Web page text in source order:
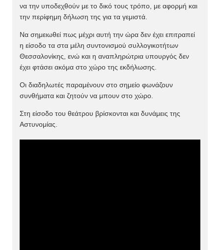
να την υποδεχθούν με το δικό τους τρόπο, με αφορμή και
την περίφημη δήλωση της για τα γεμιστά.
Να σημειωθεί πως μέχρι αυτή την ώρα δεν έχει επιτραπεί
η είσοδο τα στα μέλη συντονισμού συλλογικοτήτων
Θεσσαλονίκης, ενώ και η αναπληρώτρια υπουργός δεν
έχει φτάσει ακόμα στο χώρο της εκδήλωσης.
Οι διαδηλωτές παραμένουν στο σημείο φωνάζουν
συνθήματα και ζητούν να μπουν στο χώρο.
Στη είσοδο του θεάτρου βρίσκονται και δυνάμεις της
Αστυνομίας.